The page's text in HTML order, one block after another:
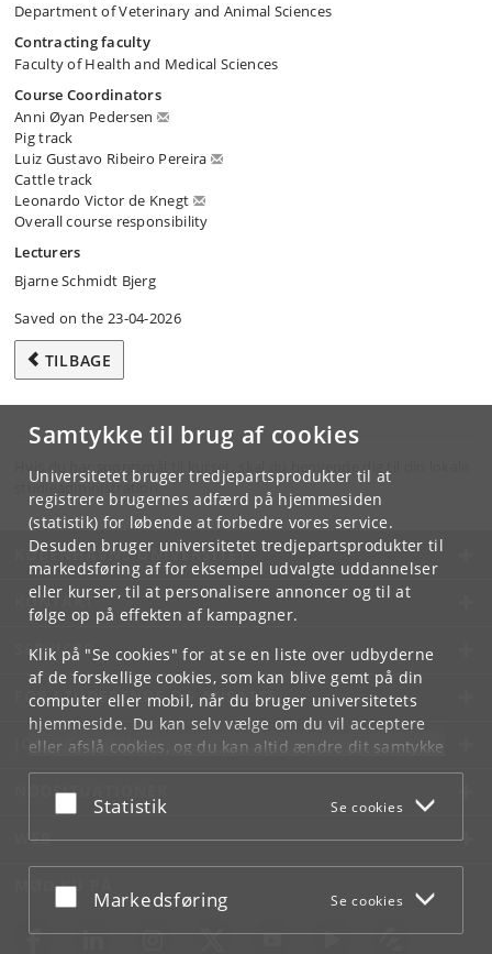
Samtykke til brug af cookies
Universitetet bruger tredjepartsprodukter til at
registrere brugernes adfærd på hjemmesiden
(statistik) for løbende at forbedre vores service.
Desuden bruger universitetet tredjepartsprodukter til
markedsføring af for eksempel udvalgte uddannelser
eller kurser, til at personalisere annoncer og til at
følge op på effekten af kampagner.
Klik på "Se cookies" for at se en liste over udbyderne
af de forskellige cookies, som kan blive gemt på din
computer eller mobil, når du bruger universitetets
hjemmeside. Du kan selv vælge om du vil acceptere
eller afslå cookies, og du kan altid ændre dit samtykke
underCookie- og privatlivspolitiksom du finder i
bunden af hver side.
Acceptér eller afslå
Statistik Se cookies
Acceptér eller afslå
Markedsføring Se cookies
Department of Veterinary and Animal Sciences
Contracting faculty
Faculty of Health and Medical Sciences
Course Coordinators
Anni Øyan Pedersen
Pig track
Luiz Gustavo Ribeiro Pereira
Cattle track
Leonardo Victor de Knegt
Overall course responsibility
Lecturers
Bjarne Schmidt Bjerg
Saved on the 23-04-2026
TILBAGE
Hvis du har spørgsmål til kurset, skal du henvende dig til din lokale
studieadministration.
KØBENHAVNS UNIVERSITET
KONTAKT
SERVICES
FOR STUDERENDE OG ANSATTE
JOB OG KARRIERE
NØDSITUATIONER
WEB
MØD KU PÅ